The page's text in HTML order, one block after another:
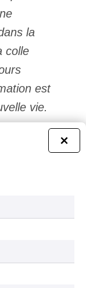
la
colle
est
vie.
Ivan
de
message
pour
la
×